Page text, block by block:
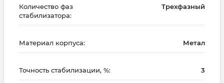
Количество фаз
стабилизатора:
Трехфазный
Материал корпуса: Метал
Точность стабилизации, %: 3